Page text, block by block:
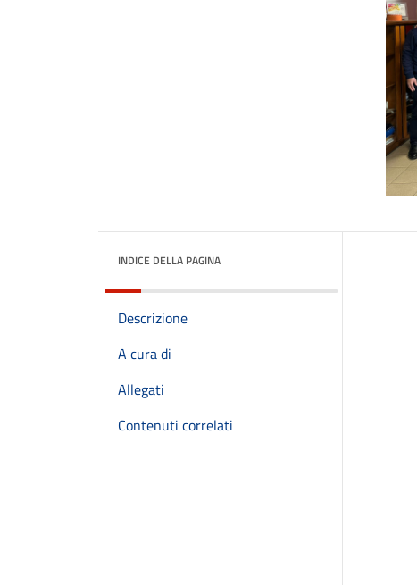
INDICE DELLA PAGINA
Descrizione
A cura di
Allegati
Contenuti correlati